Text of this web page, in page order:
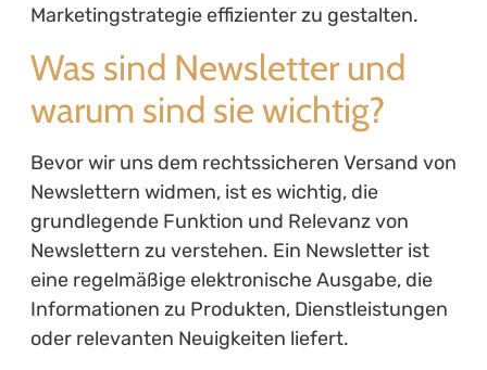
Marketingstrategie effizienter zu gestalten.
Was sind Newsletter und
warum sind sie wichtig?
Bevor wir uns dem rechtssicheren Versand von
Newslettern widmen, ist es wichtig, die
grundlegende Funktion und Relevanz von
Newslettern zu verstehen. Ein Newsletter ist
eine regelmäßige elektronische Ausgabe, die
Informationen zu Produkten, Dienstleistungen
oder relevanten Neuigkeiten liefert.